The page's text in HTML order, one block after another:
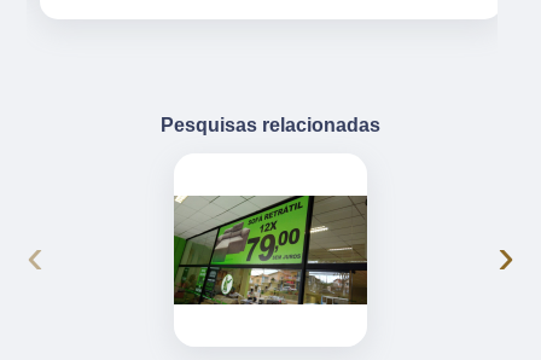
Pesquisas relacionadas
‹ ›